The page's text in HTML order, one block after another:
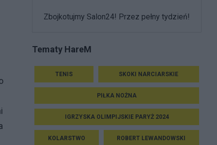
Zbojkotujmy Salon24! Przez pełny tydzień!
Tematy HareM
TENIS SKOKI NARCIARSKIE
PIŁKA NOŻNA
IGRZYSKA OLIMPIJSKIE PARYŻ 2024
KOLARSTWO ROBERT LEWANDOWSKI